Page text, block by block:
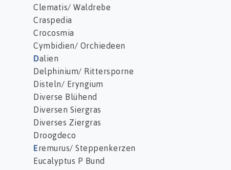
Clematis/ Waldrebe
Craspedia
Crocosmia
Cymbidien/ Orchiedeen
Dalien
Delphinium/ Rittersporne
Disteln/ Eryngium
Diverse Blühend
Diversen Siergras
Diverses Ziergras
Droogdeco
Eremurus/ Steppenkerzen
Eucalyptus P Bund